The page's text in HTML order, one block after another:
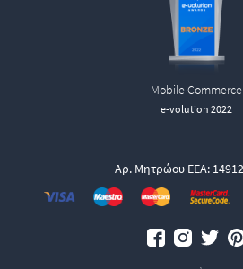
Mobile Commerce
e-volution 2022
Αρ. Μητρώου ΕΕΑ: